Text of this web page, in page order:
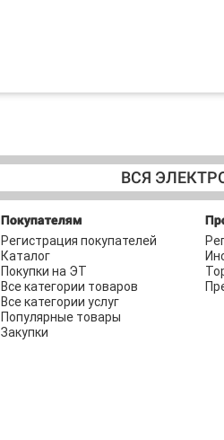
ВСЯ
Покупателям
Регистрация покупателей
Каталог
Покупки на ЭТ
Все категории товаров
Все категории услуг
Популярные товары
Закупки